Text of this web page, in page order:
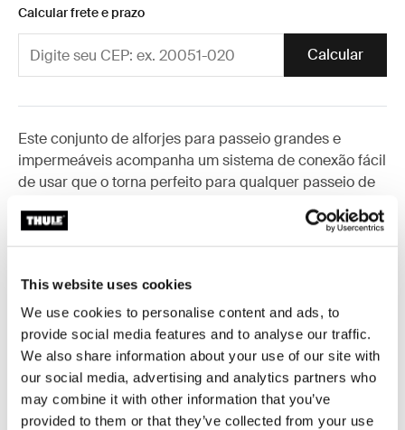
This website uses cookies
We use cookies to personalise content and ads, to
provide social media features and to analyse our traffic.
We also share information about your use of our site with
our social media, advertising and analytics partners who
may combine it with other information that you’ve
provided to them or that they’ve collected from your use
Calcular frete e prazo
Calcular
Este conjunto de alforjes para passeio grandes e
impermeáveis acompanha um sistema de conexão fácil
de usar que o torna perfeito para qualquer passeio de
Acessórios para Thule Shield